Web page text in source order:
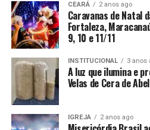
CEARÁ 2 anos ago
Caravanas de Natal
Fortaleza,
9, 10 e 11/11
INSTITUCIONAL 3 anos
A luz que ilumina e
Velas de Cera de
IGREJA 2 anos ago